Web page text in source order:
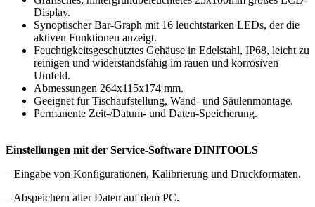
Display.
Synoptischer Bar-Graph mit 16 leuchtstarken LEDs, der die
aktiven Funktionen anzeigt.
Feuchtigkeitsgeschütztes Gehäuse in Edelstahl, IP68, leicht zu
reinigen und widerstandsfähig im rauen und korrosiven
Umfeld.
Abmessungen 264x115x174 mm.
Geeignet für Tischaufstellung, Wand- und Säulenmontage.
Permanente Zeit-/Datum- und Daten-Speicherung.
Einstellungen mit der Service-Software DINITOOLS
– Eingabe von Konfigurationen, Kalibrierung und Druckformaten.
– Abspeichern aller Daten auf dem PC.